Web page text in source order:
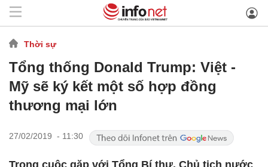
Thời sự
Tổng thống Donald Trump: Việt -
Mỹ sẽ ký kết một số hợp đồng
thương mại lớn
27/02/2019 - 11:30
Trong cuộc gặp với Tổng Bí thư, Chủ tịch nước